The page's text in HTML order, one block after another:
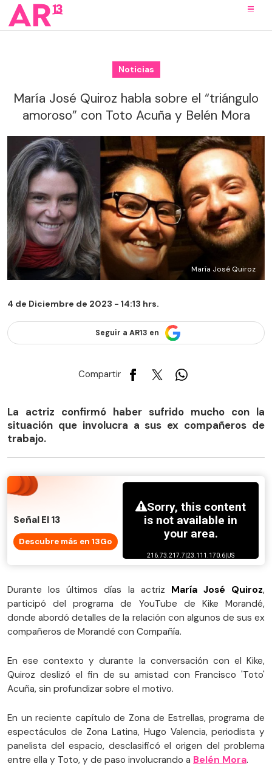
Noticias
María José Quiroz habla sobre el “triángulo
amoroso” con Toto Acuña y Belén Mora
María José Quiroz
4 de Diciembre de 2023 - 14:13 hrs.
Seguir a AR13 en
Compartir
La actriz confirmó haber sufrido mucho con la
situación que involucra a sus ex compañeros de
trabajo.
Señal El 13
Descubre más en 13Go
Durante los últimos días la actriz María José Quiroz,
participó del programa de YouTube de Kike Morandé,
donde abordó detalles de la relación con algunos de sus ex
compañeros de Morandé con Compañía.
En ese contexto y durante la conversación con el Kike,
Quiroz deslizó el fin de su amistad con Francisco 'Toto'
Acuña, sin profundizar sobre el motivo.
En un reciente capítulo de Zona de Estrellas, programa de
espectáculos de Zona Latina, Hugo Valencia, periodista y
panelista del espacio, desclasificó el origen del problema
entre ella y Toto, y de paso involucrando a Belén Mora.